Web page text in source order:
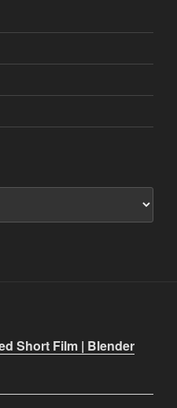
Short Film | Blender